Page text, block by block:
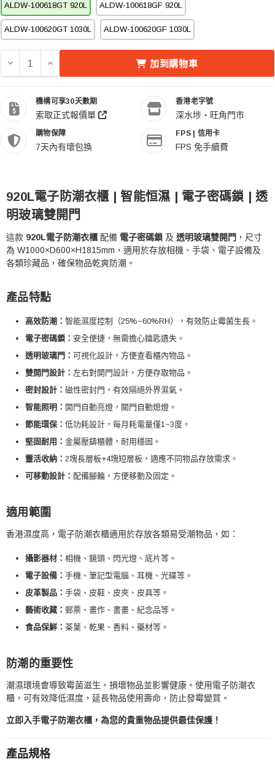
ALDW-100618GT 920L ALDW-100618GF 920L
ALDW-100620GT 1030L ALDW-100620GF 1030L
減少 ACALAVA ALDW-100618GT 920L 電子防潮衣櫃 的數量
增加 ACALAVA ALDW-100618GT 920L 電子防潮
加到購物車
機構可享30天數期
索取正式報價單
香港老字號
深水埗・旺角門市
購物保障
7天內有壞包換
FPS | 信用卡
FPS 免手續費
920L電子防潮衣櫃 | 智能恒濕 | 電子密碼鎖 | 透
明玻璃雙開門
這款 920L電子防潮衣櫃 配備 電子密碼鎖 及 透明玻璃雙開門 ，尺寸
為 W1000×D600×H1815mm，適用於存放相機、手袋、電子設備及
各類珍藏品，確保物品乾爽防潮。
產品特點
高效防潮：智能濕度控制（25%~60%RH），有效防止霉菌生長。
電子密碼鎖： 安全便捷，無需擔心鑰匙遺失。
透明玻璃門：可視化設計，方便查看櫃內物品。
雙開門設計：左右對開門設計，方便存取物品。
密封設計：磁性密封門，有效隔絕外界濕氣。
智能照明： 開門自動亮燈，關門自動熄燈。
節能環保：低功耗設計，每月耗電量僅1~3度。
堅固耐用：金屬壓鑄櫃體，耐用穩固。
靈活收納：2塊長層板+4塊短層板，適應不同物品存放需求。
可移動設計：配備腳輪，方便移動及固定。
適用範圍
香港濕度高，電子防潮衣櫃適用於存放各類易受潮物品，如：
攝影器材：相機、鏡頭、閃光燈、底片等。
電子設備：手機、筆記型電腦、耳機、光碟等。
皮革製品：手袋、皮鞋、皮夾、皮具等。
藝術收藏：郵票、畫作、書畫、紀念品等。
食品保鮮：茶葉、乾果、香料、藥材等。
防潮的重要性
潮濕環境會導致霉菌滋生，損壞物品並影響健康。使用電子防潮衣
櫃，可有效降低濕度，延長物品使用壽命，防止發霉變質。
立即入手電子防潮衣櫃，為您的貴重物品提供最佳保護！
產品規格